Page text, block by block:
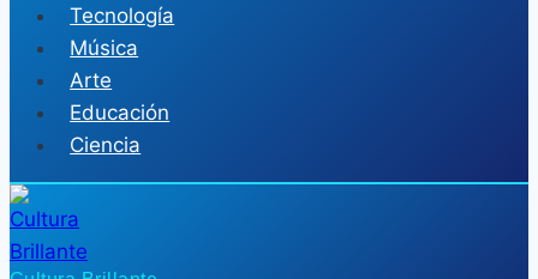
Tecnología
Música
Arte
Educación
Ciencia